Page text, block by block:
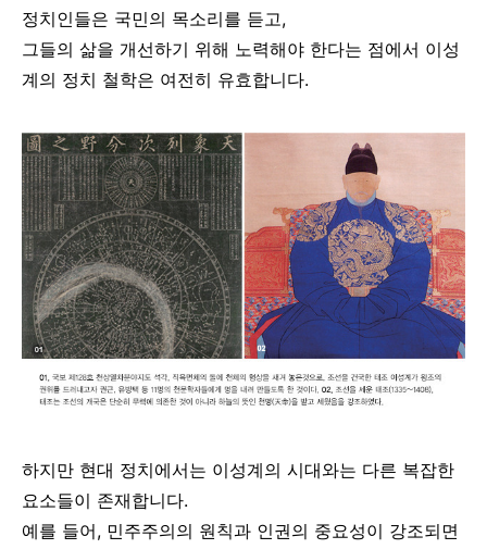
정치인들은 국민의 목소리를 듣고,
그들의 삶을 개선하기 위해 노력해야 한다는 점에서 이성
계의 정치 철학은 여전히 유효합니다.
하지만 현대 정치에서는 이성계의 시대와는 다른 복잡한
요소들이 존재합니다.
예를 들어, 민주주의의 원칙과 인권의 중요성이 강조되면